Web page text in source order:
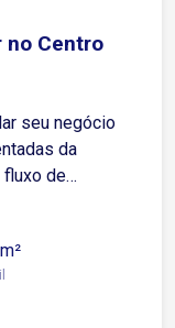
no Centro
seu negócio
da
fluxo de
e à Avenida
Sorocaba e